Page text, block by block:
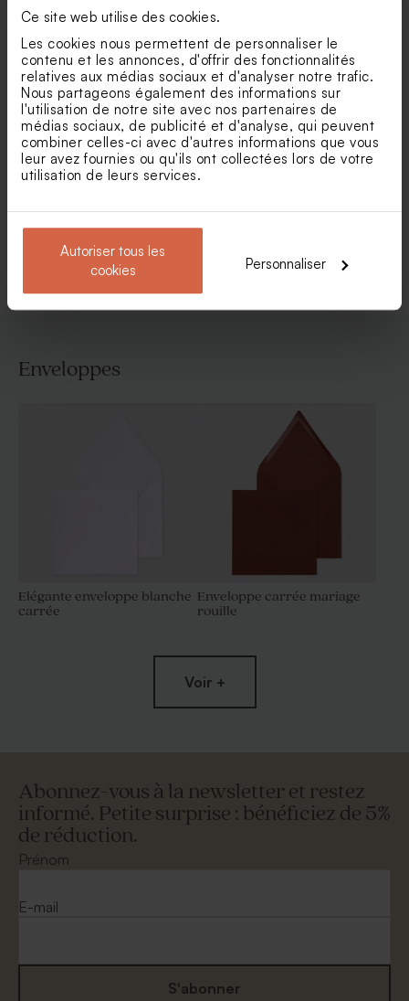
Ce site web utilise des cookies.
Les cookies nous permettent de personnaliser le
contenu et les annonces, d'offrir des fonctionnalités
relatives aux médias sociaux et d'analyser notre trafic.
Nous partageons également des informations sur
l'utilisation de notre site avec nos partenaires de
médias sociaux, de publicité et d'analyse, qui peuvent
combiner celles-ci avec d'autres informations que vous
leur avez fournies ou qu'ils ont collectées lors de votre
utilisation de leurs services.
Autoriser tous les
cookies
Personnaliser
Faire part mariage pochette
papier recyclé (et fleurs
séchées*)
Faire part mariage
terracotta un grand Oui
Voir toute la collection Faire-part mariage
Enveloppes
Elégante enveloppe blanche
carrée
Enveloppe carrée mariage
rouille
Enveloppe mariage carrée
eucalyptus
Voir +
Abonnez-vous à la newsletter et restez
informé. Petite surprise : bénéficiez de 5%
de réduction.
Prénom
E-mail
S'abonner